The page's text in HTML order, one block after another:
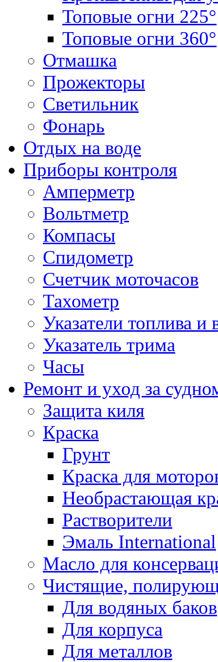
Топовые огни 225°
Топовые огни 360°
Отмашка
Прожекторы
Светильник
Фонарь
Отдых на воде
Приборы контроля
Амперметр
Вольтметр
Компасы
Спидометр
Счетчик моточасов
Тахометр
Указатели топлива и
Указатель трима
Часы
Ремонт и уход за
Защита киля
Краска
Грунт
Краска для
Необрастающая
Растворители
Эмаль International
Масло для
Чистящие,
Для водяных баков
Для корпуса
Для металлов